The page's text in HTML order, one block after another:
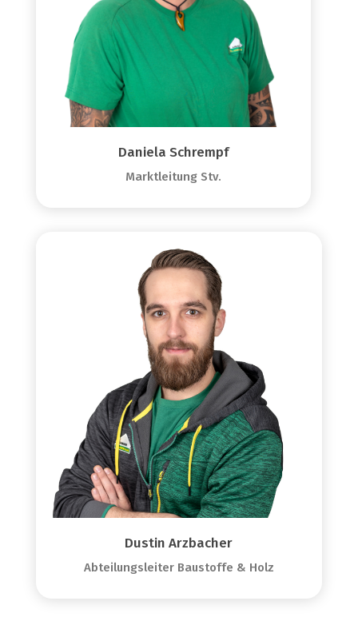
Daniela Schrempf
Marktleitung Stv.
Dustin Arzbacher
Abteilungsleiter Baustoffe & Holz